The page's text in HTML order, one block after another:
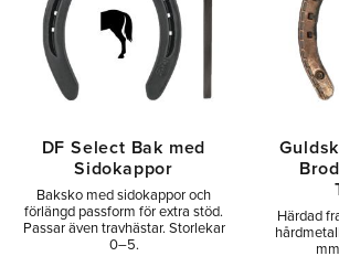
DF Select Bak med
Sidokappor
Baksko med sidokappor och
förlängd passform för extra stöd.
Passar även travhästar. Storlekar
0–5.
Härdad